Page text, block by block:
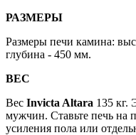
РАЗМЕРЫ
Размеры печи камина:
глубина - 450 мм.
ВЕС
Вес Invicta Altara 135 кг.
мужчин. Ставьте печь на
усиления пола или